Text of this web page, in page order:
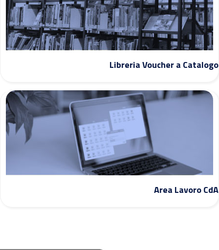
Libreria Voucher a Catalogo
Area Lavoro CdA